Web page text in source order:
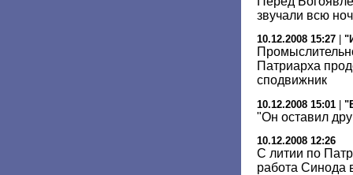
звучали всю
10.12.2008 15:27
Патриарха
сподвижник
10.12.2008 15:01 |
"Он оставил
10.12.2008 12:26
С литии по
работа Синода